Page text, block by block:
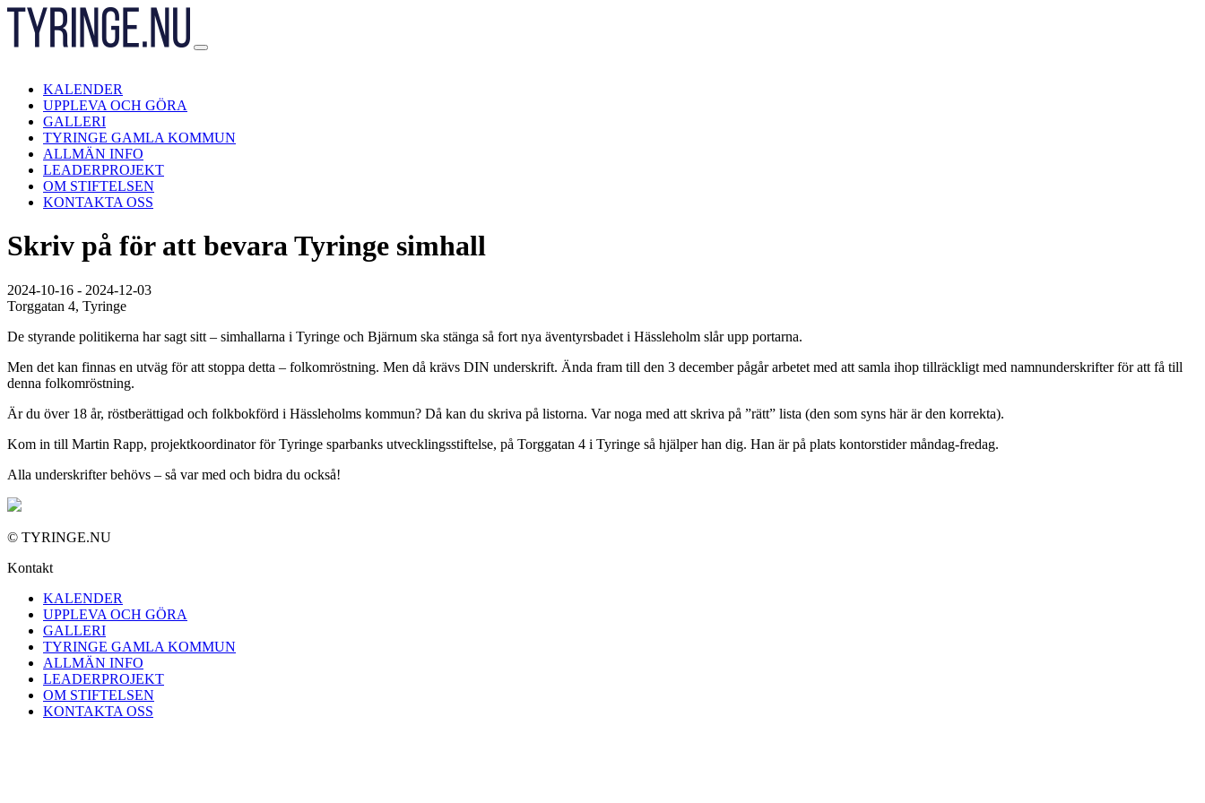
Hoppa
innehåll
KALENDER
UPPLEVA OCH GÖRA
GALLERI
TYRINGE GAMLA KOMMUN
ALLMÄN INFO
LEADERPROJEKT
OM STIFTELSEN
KONTAKTA OSS
Skriv på för att bevara Tyringe simhall
2024-10-16 - 2024-12-03
Torggatan 4, Tyringe
De styrande politikerna har sagt sitt – simhallarna i Tyringe och Bjärnum ska stänga så fort nya äventyrsbadet i Hässleholm slår upp portarna.
Men det kan finnas en utväg för att stoppa detta – folkomröstning. Men då krävs DIN underskrift. Ända fram till den 3 december pågår arbetet med att samla ihop tillräckligt med namnunderskrifter för att få till
denna folkomröstning.
Är du över 18 år, röstberättigad och folkbokförd i Hässleholms kommun? Då kan du skriva på listorna. Var noga med att skriva på ”rätt” lista (den som syns här är den korrekta).
Kom in till Martin Rapp, projektkoordinator för Tyringe sparbanks utvecklingsstiftelse, på Torggatan 4 i Tyringe så hjälper han dig. Han är på plats kontorstider måndag-fredag.
Alla underskrifter behövs – så var med och bidra du också!
© TYRINGE.NU
Kontakt
KALENDER
UPPLEVA OCH GÖRA
GALLERI
TYRINGE GAMLA KOMMUN
ALLMÄN INFO
LEADERPROJEKT
OM STIFTELSEN
KONTAKTA OSS